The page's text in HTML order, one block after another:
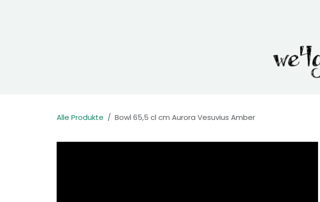
Alle Produkte Bowl 65,5 cl cm Aurora Vesuvius Amber